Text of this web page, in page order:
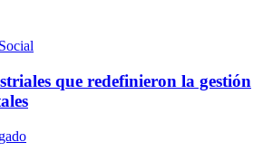
que redefinieron la gestión